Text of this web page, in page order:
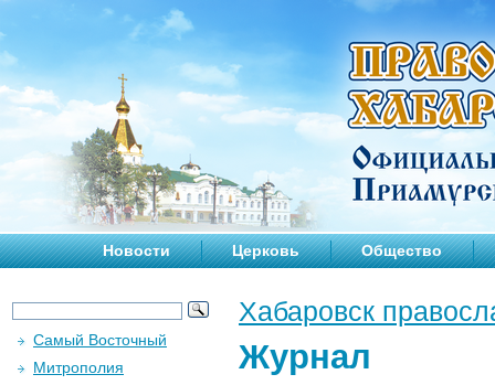
Новости Церковь Общество
Хабаровск
Журнал
Самый Восточный
Митрополия